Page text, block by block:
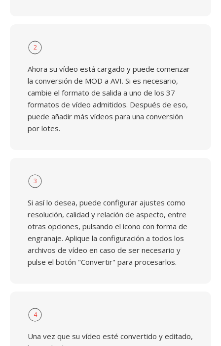
2
Ahora su vídeo está cargado y puede comenzar
la conversión de MOD a AVI. Si es necesario,
cambie el formato de salida a uno de los 37
formatos de vídeo admitidos. Después de eso,
puede añadir más vídeos para una conversión
por lotes.
3
Si así lo desea, puede configurar ajustes como
resolución, calidad y relación de aspecto, entre
otras opciones, pulsando el icono con forma de
engranaje. Aplique la configuración a todos los
archivos de vídeo en caso de ser necesario y
pulse el botón "Convertir" para procesarlos.
4
Una vez que su vídeo esté convertido y editado,